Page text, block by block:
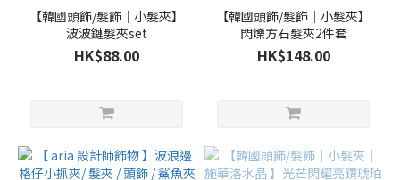
【韓國頭飾/髮飾｜小髮夾】
波波鏈髮夾set
HK$88.00
【韓國頭飾/髮飾｜小髮夾】
閃爍方石髮夾2件套
HK$148.00